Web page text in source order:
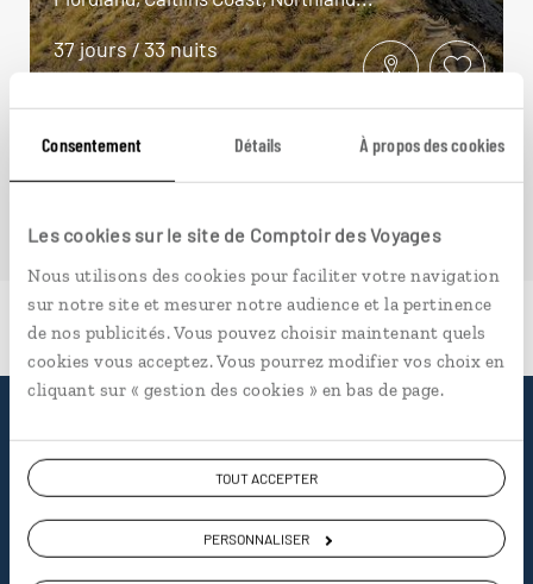
Consentement Détails À propos des cookies
Les cookies sur le site de Comptoir des Voyages
Nous utilisons des cookies pour faciliter votre navigation
sur notre site et mesurer notre audience et la pertinence
de nos publicités. Vous pouvez choisir maintenant quels
cookies vous acceptez. Vous pourrez modifier vos choix en
cliquant sur « gestion des cookies » en bas de page.
TOUT ACCEPTER
PERSONNALISER
37 jours / 33 nuits
à partir de 7400€
Pourquoi voyager avec
nous